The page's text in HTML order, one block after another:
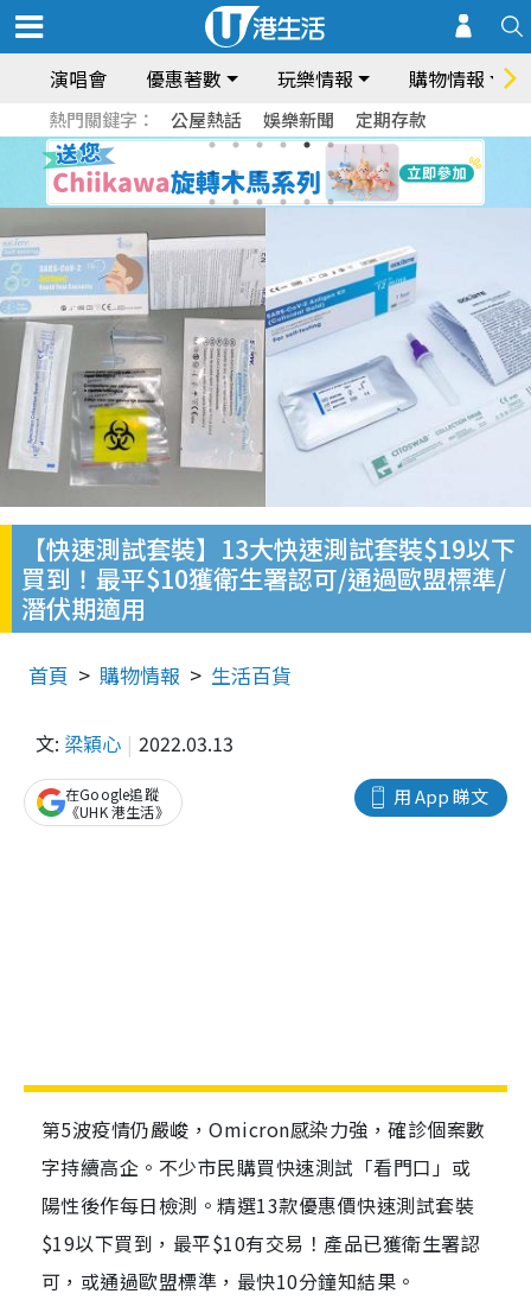
演唱會 優惠著數 玩樂情報 購物情報
熱門關鍵字： 公屋熱話 娛樂新聞 定期存款
【快速測試套裝】13大快速測試套裝$19以下
買到！最平$10獲衛生署認可/通過歐盟標準/
潛伏期適用
首頁 購物情報 生活百貨
文: 梁穎心 2022.03.13
用 App 睇文
在Google追蹤
《UHK 港生活》
第5波疫情仍嚴峻，Omicron感染力強，確診個案數
字持續高企。不少市民購買快速測試「看門口」或
陽性後作每日檢測。精選13款優惠價快速測試套裝
$19以下買到，最平$10有交易！產品已獲衛生署認
可，或通過歐盟標準，最快10分鐘知結果。